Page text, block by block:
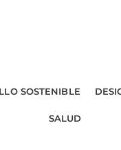
SOSTENIBLE
SALUD